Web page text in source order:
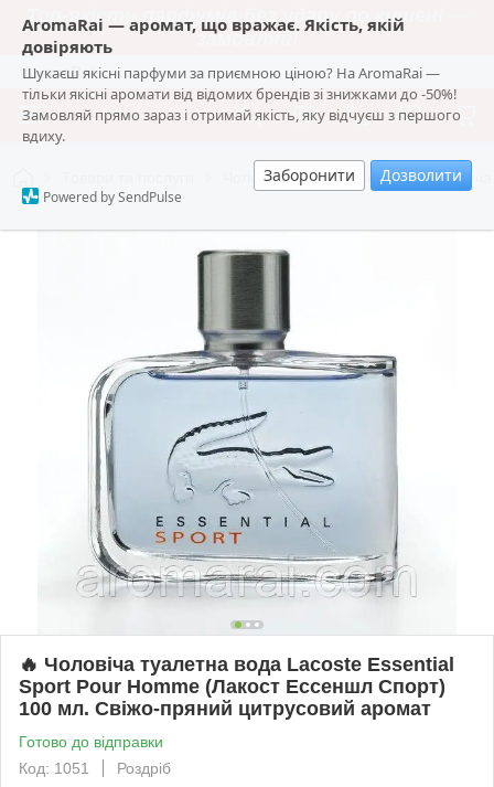
AromaRai — аромат, що вражає. Якість, якій
довіряють
Шукаєш якісні парфуми за приємною ціною? На AromaRai —
тільки якісні аромати від відомих брендів зі знижками до -50%!
Замовляй прямо зараз і отримай якість, яку відчуєш з першого
вдиху.
Заборонити Дозволити
Powered by SendPulse
Топ-якість парфумів без удару по кишені —
замовляй!
AromaRai
Чоловіча парфумерія 🔥
🔥 Чоловіча туалетна вода Lacoste Essential
Sport Pour Homme (Лакост Ессеншл Спорт)
100 мл. Свіжо-пряний цитрусовий аромат
Готово до відправки
Код: 1051
Роздріб